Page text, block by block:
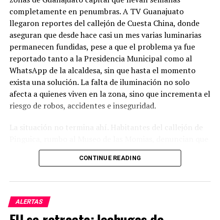
completamente en penumbras. A TV Guanajuato
llegaron reportes del callejón de Cuesta China, donde
aseguran que desde hace casi un mes varias luminarias
permanecen fundidas, pese a que el problema ya fue
reportado tanto a la Presidencia Municipal como al
WhatsApp de la alcaldesa, sin que hasta el momento
exista una solución. La falta de iluminación no solo
afecta a quienes viven en la zona, sino que incrementa el
riesgo de robos, accidentes e inseguridad.
La situación no termina ahí. Habitantes del callejón de
nuevamente carecen de alumbrado público. Afirman que
caminar por ese lugar durante la noche se ha convertido
las autoridades. Señalan que, pese a los constantes
reportes, el problema sigue sin atenderse.
CONTINUE READING
ALERTAS